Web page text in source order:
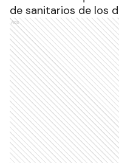
externo”.
Detalló Meza que
de sanitarios de los
Ads